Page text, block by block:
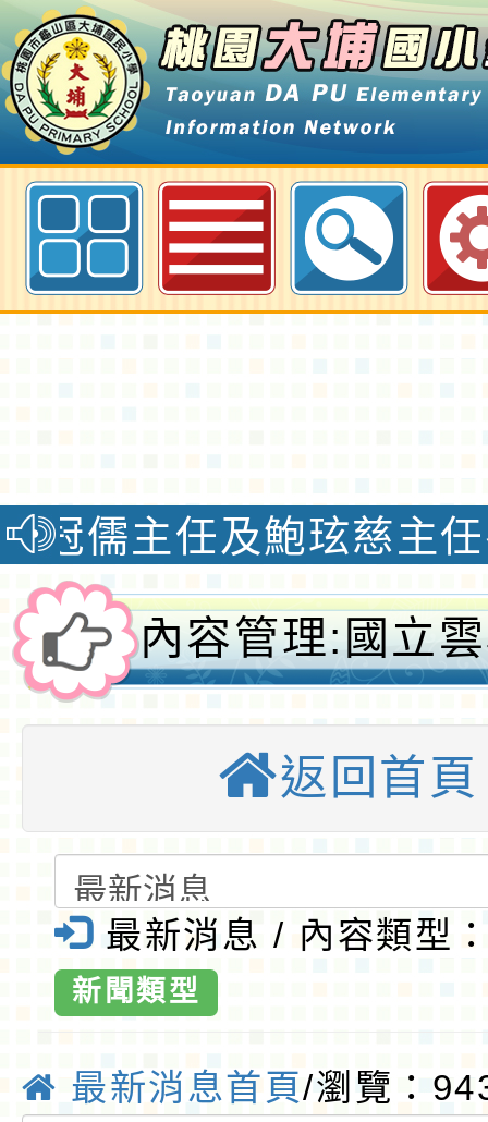
國立雲林科技大學辦理「臺灣記得
報」計畫-桃園大埔國小全球資訊網
任及鮑玹慈主任參加
內容管理:國立
─教育系列海報
桃園大埔國小
網-桃園優質
返回首頁
最新消息 / 內容類型
新聞類型
最新消息首頁/瀏覽：